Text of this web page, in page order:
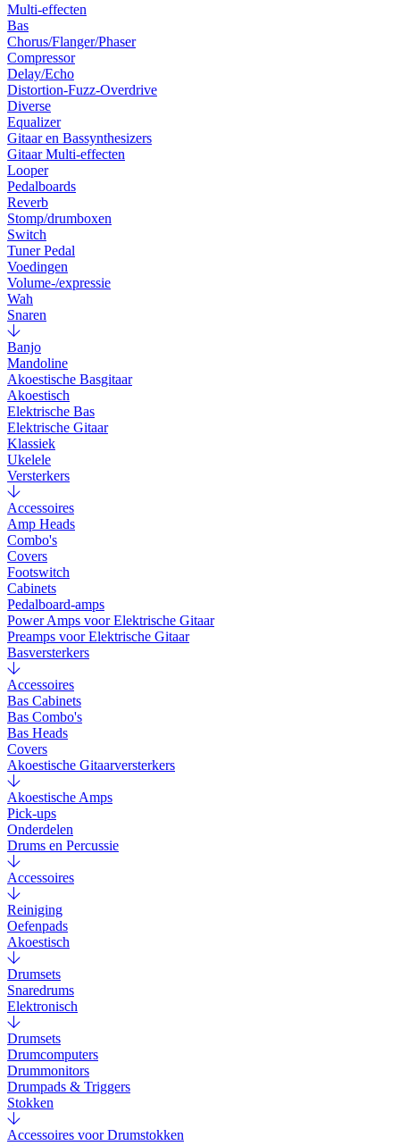
Multi-effecten
Bas
Chorus/Flanger/Phaser
Compressor
Delay/Echo
Distortion-Fuzz-Overdrive
Diverse
Equalizer
Gitaar en Bassynthesizers
Gitaar Multi-effecten
Looper
Pedalboards
Reverb
Stomp/drumboxen
Switch
Tuner Pedal
Voedingen
Volume-/expressie
Wah
Snaren
Banjo
Mandoline
Akoestische Basgitaar
Akoestisch
Elektrische Bas
Elektrische Gitaar
Klassiek
Ukelele
Versterkers
Accessoires
Amp Heads
Combo's
Covers
Footswitch
Cabinets
Pedalboard-amps
Power Amps voor Elektrische Gitaar
Preamps voor Elektrische Gitaar
Basversterkers
Accessoires
Bas Cabinets
Bas Combo's
Bas Heads
Covers
Akoestische Gitaarversterkers
Akoestische Amps
Pick-ups
Onderdelen
Drums en Percussie
Accessoires
Reiniging
Oefenpads
Akoestisch
Drumsets
Snaredrums
Elektronisch
Drumsets
Drumcomputers
Drummonitors
Drumpads & Triggers
Stokken
Accessoires voor Drumstokken